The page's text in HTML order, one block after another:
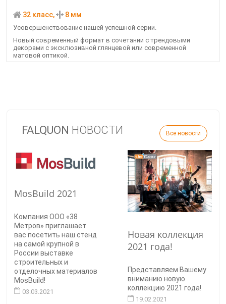
32 класс, 8 мм
Усовершенствование нашей успешной серии.
Новый современный формат в сочетании с трендовыми
декорами с эксклюзивной глянцевой или современной
матовой оптикой.
Все новости
FALQUON НОВОСТИ
MosBuild 2021
Компания ООО «38
Метров» приглашает
вас посетить наш стенд
на самой крупной в
России выставке
строительных и
отделочных материалов
MosBuild!
03.03.2021
Новая коллекция
2021 года!
Представляем Вашему
вниманию новую
коллекцию 2021 года!
19.02.2021